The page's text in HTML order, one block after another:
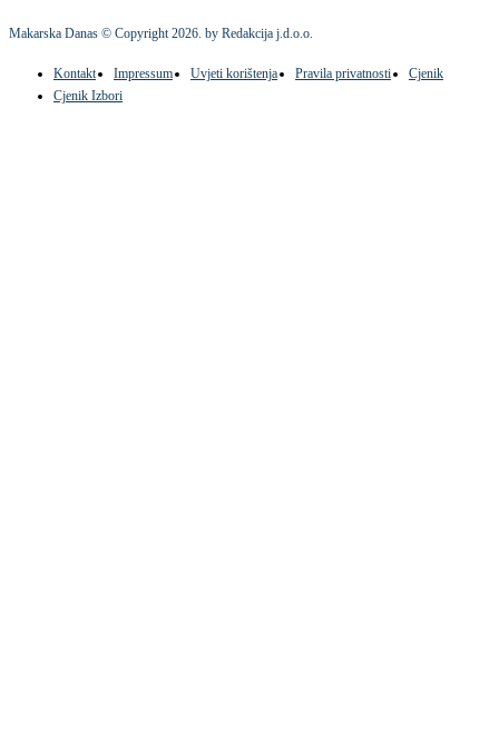
Makarska Danas © Copyright2026. by Redakcija j.d.o.o.
Kontakt Impressum Uvjeti korištenja Pravila privatnosti
Cjenik
Cjenik Izbori